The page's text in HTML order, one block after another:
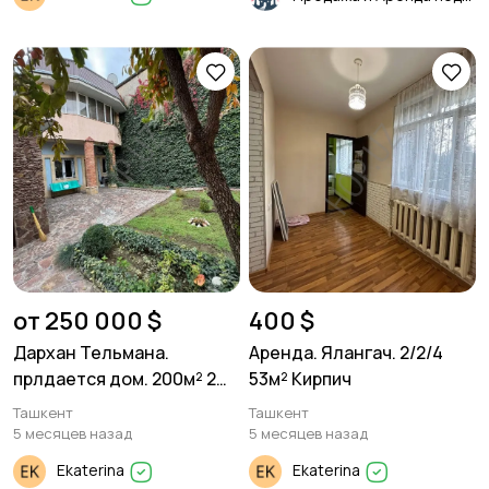
от 250 000 $
Дархан Тельмана.
прлдается дом. 200м² 2
сотки земли
Ташкент
5 месяцев назад
Ekaterina
400 $
Аренда. Ялангач. 2/2/4
53м² Кирпич
Ташкент
5 месяцев назад
Ekaterina